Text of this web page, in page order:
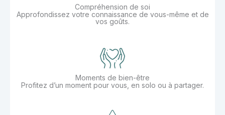
Compréhension de soi
Approfondissez votre connaissance de vous-même et de
vos goûts.
Moments de bien-être
Profitez d’un moment pour vous, en solo ou à partager.